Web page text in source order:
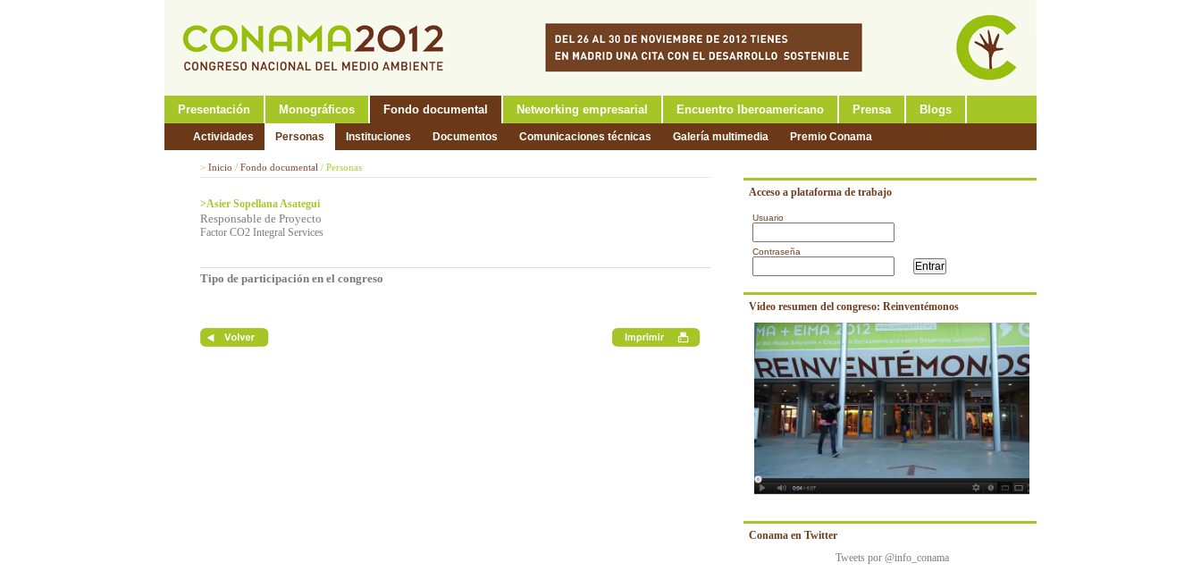
Presentación Monográficos Fondo documental Networking empresarial Encuentro Iberoamericano Prensa Blogs
Actividades Personas Instituciones Documentos Comunicaciones técnicas Galería multimedia Premio Conama
Acceso a plataforma de trabajo
Usuario
Contraseña
Vídeo resumen del congreso: Reinventémonos
Conama en Twitter
Tweets por @info_conama
> Inicio / Fondo documental / Personas
>Asier Sopellana Asategui
Responsable de Proyecto
Factor CO2 Integral Services
Tipo de participación en el congreso